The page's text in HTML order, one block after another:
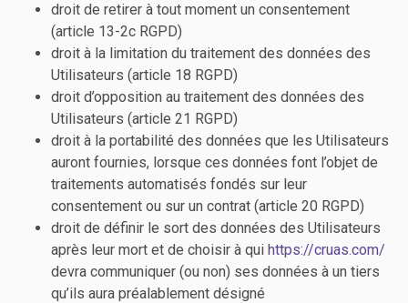
droit de retirer à tout moment un consentement
(article 13-2c RGPD)
droit à la limitation du traitement des données des
Utilisateurs (article 18 RGPD)
droit d’opposition au traitement des données des
Utilisateurs (article 21 RGPD)
droit à la portabilité des données que les Utilisateurs
auront fournies, lorsque ces données font l’objet de
traitements automatisés fondés sur leur
consentement ou sur un contrat (article 20 RGPD)
droit de définir le sort des données des Utilisateurs
après leur mort et de choisir à qui https://cruas.com/
devra communiquer (ou non) ses données à un tiers
qu’ils aura préalablement désigné